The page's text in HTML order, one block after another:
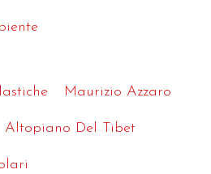
Maurizio Azzaro
Altopiano Del Tibet